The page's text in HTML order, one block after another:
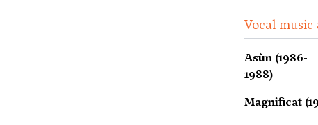
Vocal
Asùn (1986-
1988)
Magnificat